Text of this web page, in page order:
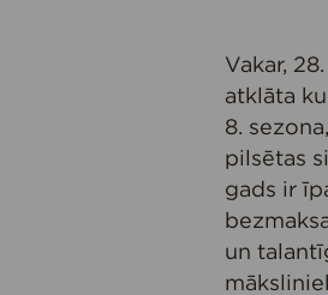
Vakar,
atklāta
8.
pilsētas
gads ir
un